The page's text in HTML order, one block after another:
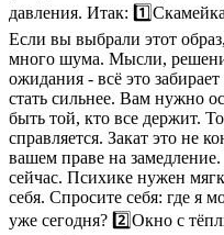
давления. Итак:
Если вы выбрали этот
много шума. Мысли,
ожидания - всё это
стать сильнее. Вам нужно
быть той, кто все держит.
справляется. Закат это не
вашем праве на
сейчас. Психике нужен
себя. Спросите себя: где я
уже сегодня? 2️⃣Окно с